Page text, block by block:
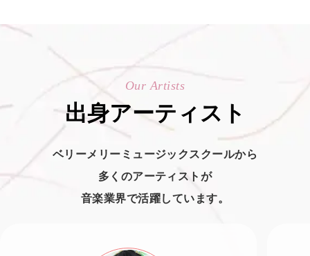
Our Artists
出身アーティスト
ベリーメリーミュージックスクールから
多くのアーティストが
音楽業界で活躍しています。